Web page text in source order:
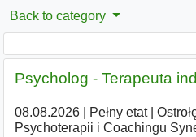
Back to category
Psycholog - Terapeuta
08.08.2026| Pełny etat|
Psychoterapii i Coachingu